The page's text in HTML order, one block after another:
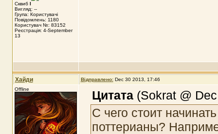
Сквиб I
Вигляд: --
Група: Користувачі
Повідомлень: 1180
Користувач №: 83152
Реєстрація: 4-September
13
Хайди Відправлено: Dec 30 2013, 17:46
Offline
Цитата(Sokrat @
С чего стоит
поттерианы?